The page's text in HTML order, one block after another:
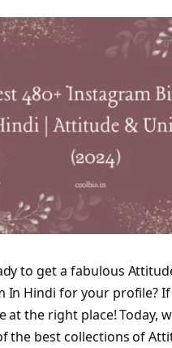
to get a fabulous
In Hindi for your profile?
at the right place! Today,
the best collections of